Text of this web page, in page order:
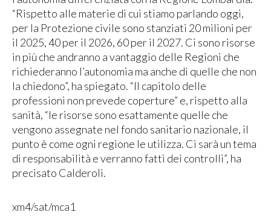
“Rispetto alle materie di cui stiamo parlando oggi,
per la Protezione civile sono stanziati 20 milioni per
il 2025, 40 per il 2026, 60 per il 2027. Ci sono risorse
in più che andranno a vantaggio delle Regioni che
richiederanno l’autonomia ma anche di quelle che non
la chiedono”, ha spiegato. “Il capitolo delle
professioni non prevede coperture” e, rispetto alla
sanità, “le risorse sono esattamente quelle che
vengono assegnate nel fondo sanitario nazionale, il
punto è come ogni regione le utilizza. Ci sarà un tema
di responsabilità e verranno fatti dei controlli”, ha
precisato Calderoli.
xm4/sat/mca1